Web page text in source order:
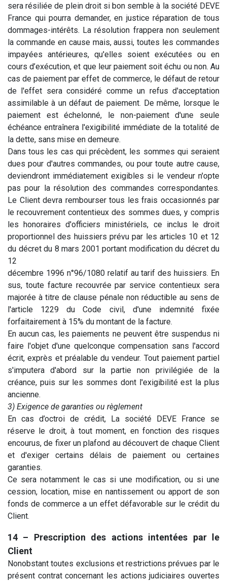
sera résiliée de plein droit si bon semble à la société DEVE
France qui pourra demander, en justice réparation de tous
dommages-intérêts. La résolution frappera non seulement
la commande en cause mais, aussi, toutes les commandes
impayées antérieures, qu'elles soient exécutées ou en
cours d’exécution, et que leur paiement soit échu ou non. Au
cas de paiement par effet de commerce, le défaut de retour
de l'effet sera considéré comme un refus d'acceptation
assimilable à un défaut de paiement. De même, lorsque le
paiement est échelonné, le non-paiement d'une seule
échéance entraînera l'exigibilité immédiate de la totalité de
la dette, sans mise en demeure.
Dans tous les cas qui précèdent, les sommes qui seraient
dues pour d'autres commandes, ou pour toute autre cause,
deviendront immédiatement exigibles si le vendeur n'opte
pas pour la résolution des commandes correspondantes.
Le Client devra rembourser tous les frais occasionnés par
le recouvrement contentieux des sommes dues, y compris
les honoraires d'officiers ministériels, ce inclus le droit
proportionnel des huissiers prévu par les articles 10 et 12
du décret du 8 mars 2001 portant modification du décret du
12
décembre 1996 n°96/1080 relatif au tarif des huissiers. En
sus, toute facture recouvrée par service contentieux sera
majorée à titre de clause pénale non réductible au sens de
l'article 1229 du Code civil, d'une indemnité fixée
forfaitairement à 15% du montant de la facture.
En aucun cas, les paiements ne peuvent être suspendus ni
faire l'objet d'une quelconque compensation sans l'accord
écrit, exprès et préalable du vendeur. Tout paiement partiel
s'imputera d'abord sur la partie non privilégiée de la
créance, puis sur les sommes dont l'exigibilité est la plus
ancienne.
3) Exigence de garanties ou règlement
En cas d’octroi de crédit, La société DEVE France se
réserve le droit, à tout moment, en fonction des risques
encourus, de fixer un plafond au découvert de chaque Client
et d'exiger certains délais de paiement ou certaines
garanties.
Ce sera notamment le cas si une modification, ou si une
cession, location, mise en nantissement ou apport de son
fonds de commerce a un effet défavorable sur le crédit du
Client.
14 – Prescription des actions intentées par le
Client
Nonobstant toutes exclusions et restrictions prévues par le
présent contrat concernant les actions judiciaires ouvertes